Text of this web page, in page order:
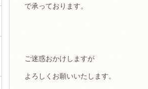
で承っております。
ご迷惑おかけしますが
よろしくお願いいたします。